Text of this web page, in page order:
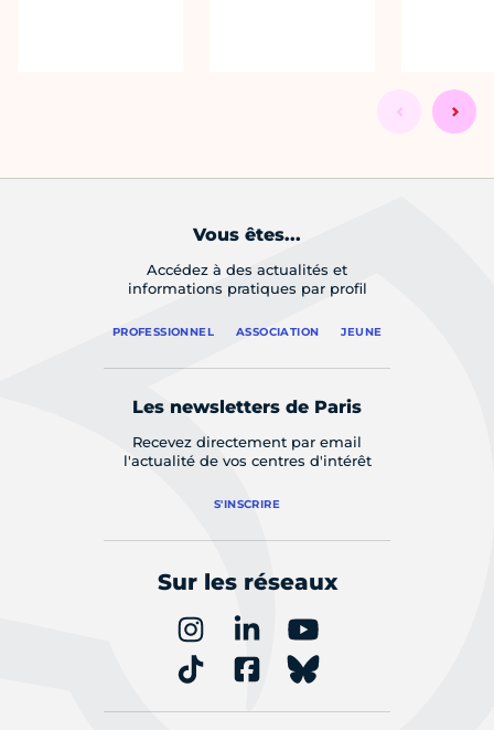
Vous êtes...
Accédez à des actualités et
informations pratiques par profil
PROFESSIONNEL ASSOCIATION JEUNE
Les newsletters de Paris
Recevez directement par email
l'actualité de vos centres d'intérêt
S'INSCRIRE
Sur les réseaux